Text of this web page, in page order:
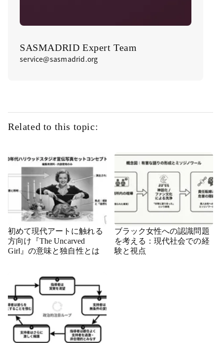
SASMADRID Expert Team
service@sasmadrid.org
Related to this topic:
初めて現代アートに触れる
方向け『The Uncarved
Girl』の意味と独自性とは
ブラック女性への認識問題
を考える：現代社会での経
験と視点